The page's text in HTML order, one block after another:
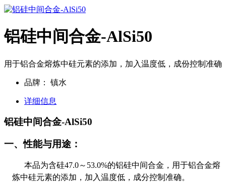
铝硅中间合金-AlSi50
用于铝合金熔炼中硅元素的添加，加入温度低，成份控制准确
品牌： 镇水
详细信息
铝硅中间合金-AlSi50
一、性能与用途：
本品为含硅47.0～ 53.0%的铝硅中间合金，用于铝合金熔
炼中硅元素的添加，加入温度低，成分控制准确。